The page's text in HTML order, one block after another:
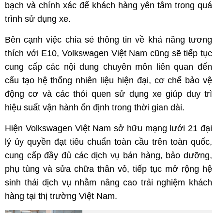
bạch và chính xác để khách hàng yên tâm trong quá
trình sử dụng xe.
Bên cạnh việc chia sẻ thông tin về khả năng tương
thích với E10, Volkswagen Việt Nam cũng sẽ tiếp tục
cung cấp các nội dung chuyên môn liên quan đến
cấu tạo hệ thống nhiên liệu hiện đại, cơ chế bảo vệ
động cơ và các thói quen sử dụng xe giúp duy trì
hiệu suất vận hành ổn định trong thời gian dài.
Hiện Volkswagen Việt Nam sở hữu mạng lưới 21 đại
lý ủy quyền đạt tiêu chuẩn toàn cầu trên toàn quốc,
cung cấp đầy đủ các dịch vụ bán hàng, bảo dưỡng,
phụ tùng và sửa chữa thân vỏ, tiếp tục mở rộng hệ
sinh thái dịch vụ nhằm nâng cao trải nghiệm khách
hàng tại thị trường Việt Nam.